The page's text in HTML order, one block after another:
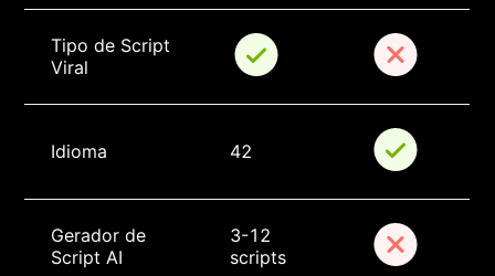
Tipo de Script
Viral
Idioma 42
Gerador de
Script AI
3-12
scripts